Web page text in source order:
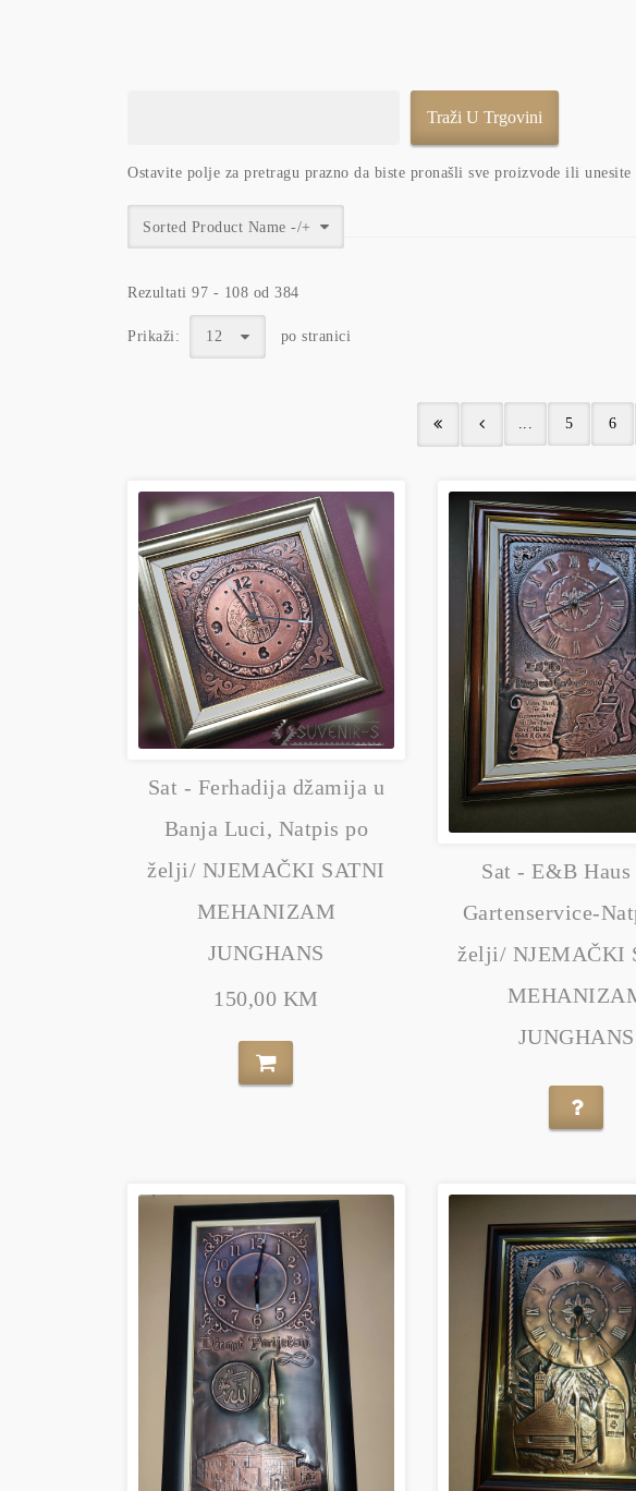
Ostavite polje za pretragu prazno da biste pronašli sve proizvode ili
Sorted Product Name -/+
Rezultati 97 - 108 od 384
Prikaži: 12 po stranici
... 5 6
Sat - Ferhadija džamija u
Banja Luci, Natpis po
želji/ NJEMAČKI SATNI
MEHANIZAM
JUNGHANS
150,00 KM
Sat - E&B Haus
Gartenservice-
želji/ NJEMAČKI
JUNGHANS